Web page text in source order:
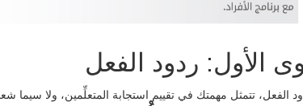
الأول: ردود الفعل
تتمثل مهمتك في تقييم استجابة المتعلِّمين، ولا سيما